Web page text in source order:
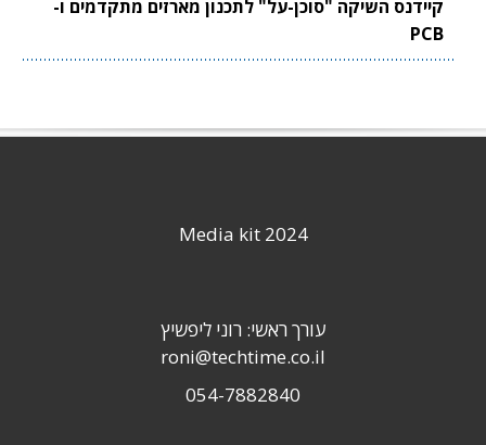
קיידנס השיקה "סוכן-על" לתכנון מארזים מתקדמים ו-
PCB
Media kit 2024
עורך ראשי: רוני ליפשיץ
roni@techtime.co.il
054-7882840